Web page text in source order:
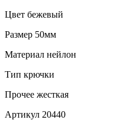
Цвет бежевый
Размер 50мм
Материал нейлон
Тип крючки
Прочее жесткая
Артикул 20440